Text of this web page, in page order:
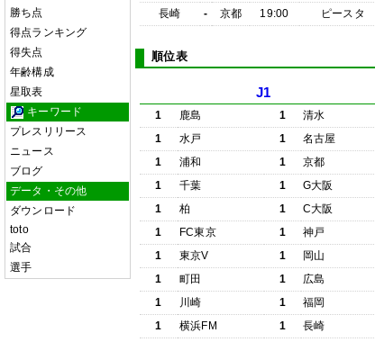
勝ち点
得点ランキング
得失点
年齢構成
星取表
キーワード
プレスリリース
ニュース
ブログ
データ・その他
ダウンロード
toto
試合
選手
長崎
- 京都 19:00 ピースタ
順位表
J1
1 鹿島 1
清水
1
水戸 1
名古屋
1
浦和 1
京都
1
千葉 1
G大阪
1
柏 1
C大阪
1
FC東京 1
神戸
1
東京V 1
岡山
1
町田 1
広島
1
川崎 1
福岡
1
横浜FM 1 長崎